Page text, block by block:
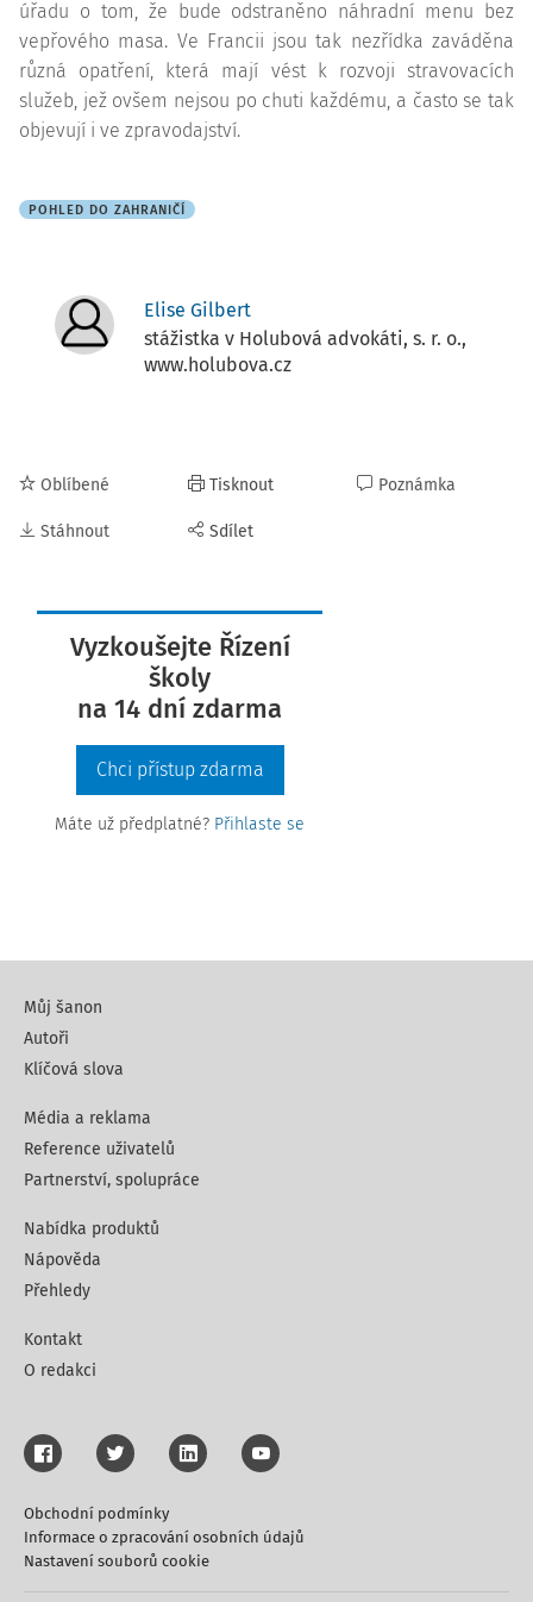
úřadu o tom, že bude odstraněno náhradní menu bez
vepřového masa. Ve Francii jsou tak nezřídka zaváděna
různá opatření, která mají vést k rozvoji stravovacích
služeb, jež ovšem nejsou po chuti každému, a často se tak
objevují i ve zpravodajství.
POHLED DO ZAHRANIČÍ
Elise Gilbert
stážistka v Holubová advokáti, s. r. o.,
www.holubova.cz
Oblíbené
Stáhnout
Tisknout
Sdílet
Poznámka
Vyzkoušejte Řízení
školy
na 14 dní zdarma
Chci přístup zdarma
Máte už předplatné? Přihlaste se
Můj šanon
Autoři
Klíčová slova
Média a reklama
Reference uživatelů
Partnerství, spolupráce
Nabídka produktů
Nápověda
Přehledy
Kontakt
O redakci
Obchodní podmínky
Informace o zpracování osobních údajů
Nastavení souborů cookie